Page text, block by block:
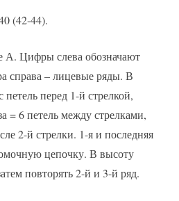
(42-44).
А. Цифры слева обозначают
справа – лицевые ряды. В
перед 1-й стрелкой,
= 6 петель между стрелками,
2-й стрелки. 1-я и последняя
цепочку. В высоту
повторять 2-й и 3-й ряд.